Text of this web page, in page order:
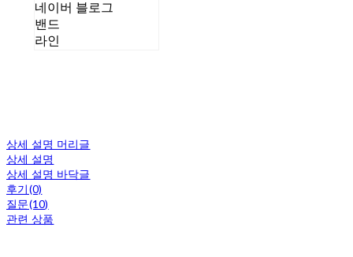
네이버 블로그
밴드
라인
상세 설명 머리글
상세 설명
상세 설명 바닥글
후기(0)
질문(10)
관련 상품